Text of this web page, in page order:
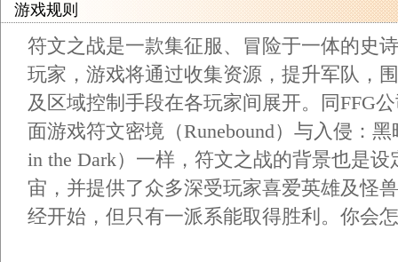
游戏规则
符文之战是一款集征服、冒险于一体的史
玩家，游戏将通过收集资源，提升军队，
及区域控制手段在各玩家间展开。同FFG
面游戏符文密境（Runebound）与入侵：黑
in the Dark）一样，符文之战的背景也是设
宙，并提供了众多深受玩家喜爱英雄及怪
经开始，但只有一派系能取得胜利。你会